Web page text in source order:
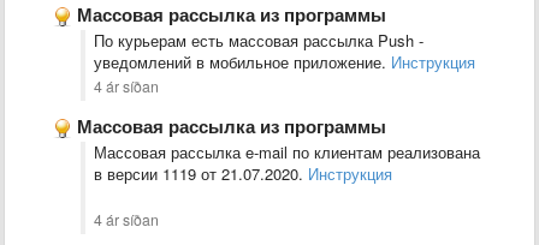
Массовая рассылка из программы
По курьерам есть массовая рассылка Push -
уведомлений в мобильное приложение. Инструкция
4 ár síðan
Массовая рассылка из программы
Массовая рассылка e-mail по клиентам реализована
в версии 1119 от 21.07.2020. Инструкция
4 ár síðan